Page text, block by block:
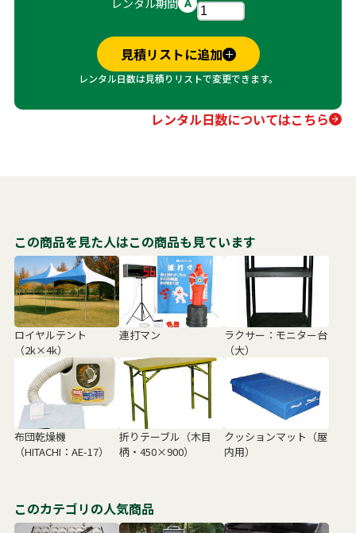
見積リストに追加
レンタル日数は見積りリストで変更できます。
レンタル日数についてはこちら
この商品を見た人はこの商品も見ています
ロイヤルテント
（2k×4k）
連打マン
ラクサー：モニター台
（大）
布団乾燥機
（HITACHI：AE-17）
折りテーブル（木目
柄・450×900）
クッションマット（屋
内用）
このカテゴリの人気商品